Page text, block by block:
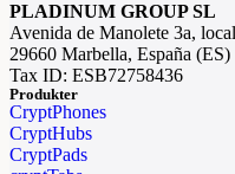
PLADINUM GROUP SL
Avenida de Manolete 3a, local
29660 Marbella, España (ES)
Tax ID: ESB72758436
Produkter
CryptPhones
CryptHubs
CryptPads